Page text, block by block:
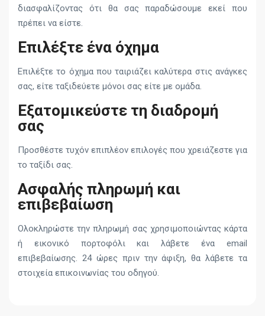
διασφαλίζοντας ότι θα σας παραδώσουμε εκεί που
πρέπει να είστε.
Επιλέξτε ένα όχημα
Επιλέξτε το όχημα που ταιριάζει καλύτερα στις ανάγκες
σας, είτε ταξιδεύετε μόνοι σας είτε με ομάδα.
Εξατομικεύστε τη διαδρομή
σας
Προσθέστε τυχόν επιπλέον επιλογές που χρειάζεστε για
το ταξίδι σας.
Ασφαλής πληρωμή και
επιβεβαίωση
Ολοκληρώστε την πληρωμή σας χρησιμοποιώντας κάρτα
ή εικονικό πορτοφόλι και λάβετε ένα email
επιβεβαίωσης. 24 ώρες πριν την άφιξη, θα λάβετε τα
στοιχεία επικοινωνίας του οδηγού.